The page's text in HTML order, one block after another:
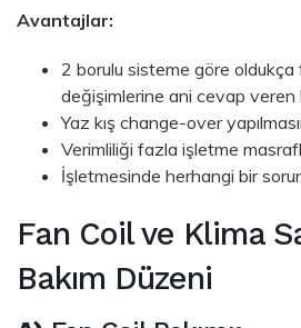
Avantajlar:
2 borulu sisteme göre
değişimlerine ani cevap veren
Yaz kış change-over
Verimliliği fazla işletme
İşletmesinde herhangi bir
Fan Coil ve Klima
Bakım Düzeni